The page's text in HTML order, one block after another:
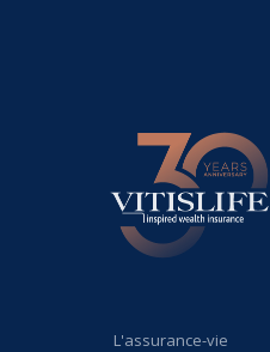
L'assurance-vie